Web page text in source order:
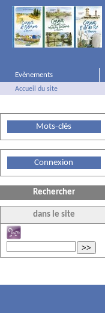
Evènements
Accueil du site
Mots-clés
Connexion
Rechercher
dans le site
>>